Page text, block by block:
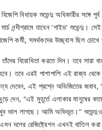
বিজেপি বিধায়ক শুভেন্দু অধিকারীর সঙ্গে
নন্দীগ্রামে যাবেন ‘গাইড’
কর্মী, সমর্থকদের উচ্ছ্বাস ছিল
বিরোধিতা করতে দিন। তবে
হবে। তবে এরই পাশাপাশি এই
দেবেন, এই প্রশ্নে অভিজিতের
দেন, “এই মুহূর্তে এলাকার মানুষের
খুব ভাল লাগছে। আমি অভিভূত।’’
এমন দলের রেজিষ্ট্রেশন এখনই বাতিল